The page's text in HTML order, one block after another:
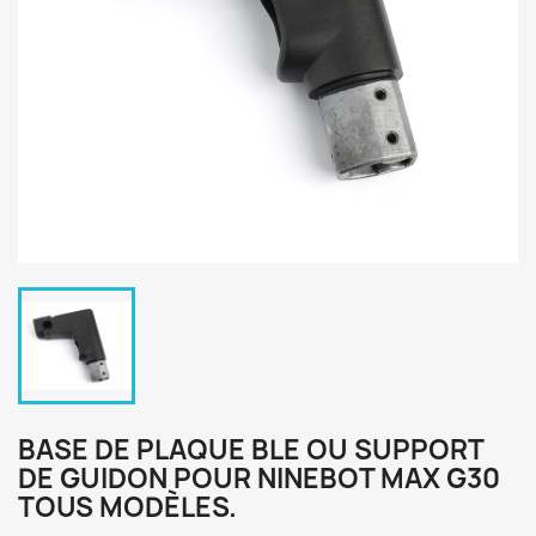
BASE DE PLAQUE BLE OU SUPPORT
DE GUIDON POUR NINEBOT MAX G30
TOUS MODÈLES.